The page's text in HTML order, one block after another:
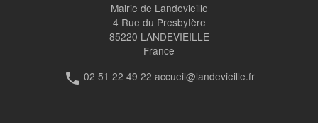
Mairie de Landevieille
4 Rue du Presbytère
85220 LANDEVIEILLE
France
phone 02 51 22 49 22 accueil@landevieille.fr